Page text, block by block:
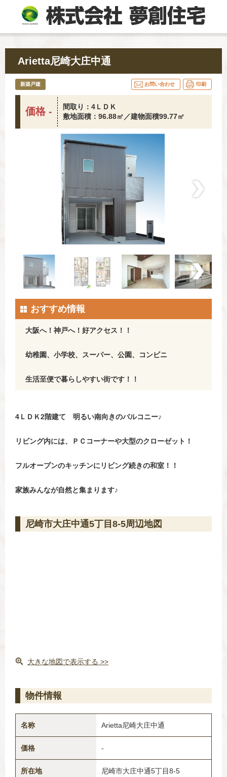
Arietta尼崎大庄中通
新築戸建 印刷
お問い合わせ
価格 -
間取り：4ＬＤＫ
敷地面積：96.88㎡／建物面積99.77㎡
おすすめ情報
大阪へ！神戸へ！好アクセス！！
幼稚園、小学校、スーパー、公園、コンビニ
生活至便で暮らしやすい街です！！
4ＬＤＫ2階建て 明るい南向きのバルコニー♪
リビング内には、ＰＣコーナーや大型のクローゼット！
フルオープンのキッチンにリビング続きの和室！！
家族みんなが自然と集まります♪
尼崎市大庄中通5丁目8-5周辺地図
大きな地図で表示する >>
物件情報
名称 Arietta尼崎大庄中通
価格 -
所在地 尼崎市大庄中通5丁目8-5